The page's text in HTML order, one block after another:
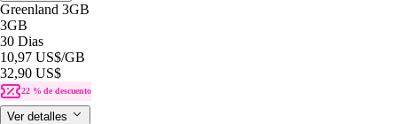
Greenland 3GB
3GB
30 Dias
10,97 US$/GB
32,90 US$
22 % de descuento
Ver detalles